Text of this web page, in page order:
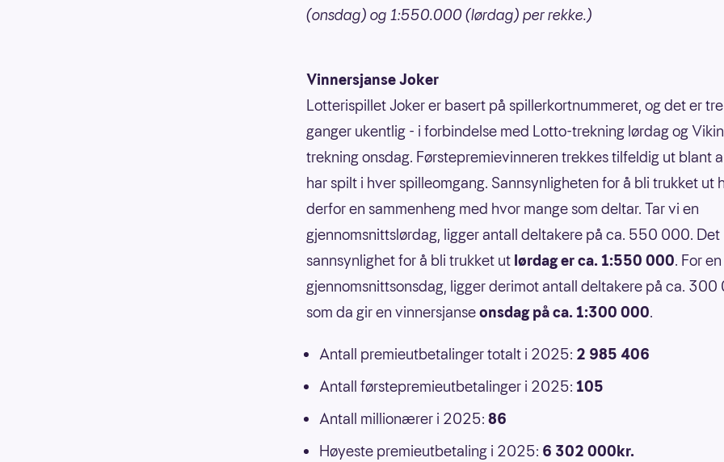
(onsdag) og 1:550.000 (lørdag) per rekke.)
Vinnersjanse Joker
Lotterispillet Joker er basert på spillerkortnummeret, og det er
ganger ukentlig - i forbindelse med Lotto-trekning lørdag og
trekning onsdag. Førstepremievinneren trekkes tilfeldig ut blant
har spilt i hver spilleomgang. Sannsynligheten for å bli trukket ut
derfor en sammenheng med hvor mange som deltar. Tar vi en
gjennomsnittslørdag, ligger antall deltakere på ca. 550 000.
sannsynlighet for å bli trukket ut lørdag er ca. 1:550 000. For en
gjennomsnittsonsdag, ligger derimot antall deltakere på ca.
som da gir en vinnersjanseonsdag på ca. 1:300 000.
Antall premieutbetalinger totalt i 2025: 2 985 406
Antall førstepremieutbetalinger i 2025: 105
Antall millionærer i 2025: 86
Høyeste premieutbetaling i 2025: 6 302 000kr.